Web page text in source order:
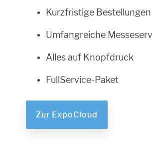
Kurzfristige
Umfangreiche
Alles auf Knopfdruck
FullService-Paket
Zur ExpoCloud